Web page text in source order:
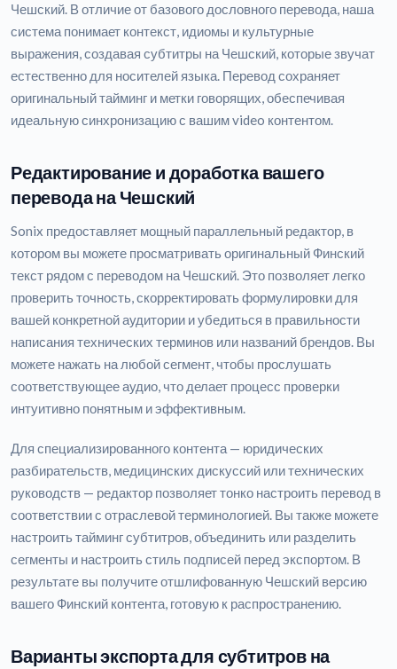
Чешский. В отличие от базового дословного перевода, наша
система понимает контекст, идиомы и культурные
выражения, создавая субтитры на Чешский, которые звучат
естественно для носителей языка. Перевод сохраняет
оригинальный тайминг и метки говорящих, обеспечивая
идеальную синхронизацию с вашим video контентом.
Редактирование и доработка вашего
перевода на Чешский
Sonix предоставляет мощный параллельный редактор, в
котором вы можете просматривать оригинальный Финский
текст рядом с переводом на Чешский. Это позволяет легко
проверить точность, скорректировать формулировки для
вашей конкретной аудитории и убедиться в правильности
написания технических терминов или названий брендов. Вы
можете нажать на любой сегмент, чтобы прослушать
соответствующее аудио, что делает процесс проверки
интуитивно понятным и эффективным.
Для специализированного контента — юридических
разбирательств, медицинских дискуссий или технических
руководств — редактор позволяет тонко настроить перевод в
соответствии с отраслевой терминологией. Вы также можете
настроить тайминг субтитров, объединить или разделить
сегменты и настроить стиль подписей перед экспортом. В
результате вы получите отшлифованную Чешский версию
вашего Финский контента, готовую к распространению.
Варианты экспорта для субтитров на